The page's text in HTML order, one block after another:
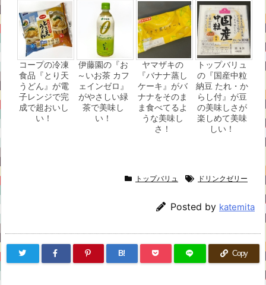
コープの冷凍
食品『とり天
うどん』が電
子レンジで完
成で超おいし
い！
伊藤園の『お
～いお茶 カフ
ェインゼロ』
がやさしい緑
茶で美味し
い！
ヤマザキの
『バナナ蒸し
ケーキ』がバ
ナナをそのま
ま食べてるよ
うな美味し
さ！
トップバリュ
の『国産中粒
納豆 たれ・か
らし付』が豆
の美味しさが
楽しめて美味
しい！
トップバリュ ドリンクゼリー
Posted by katemita
B! Copy